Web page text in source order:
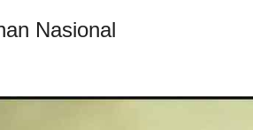
Nasional